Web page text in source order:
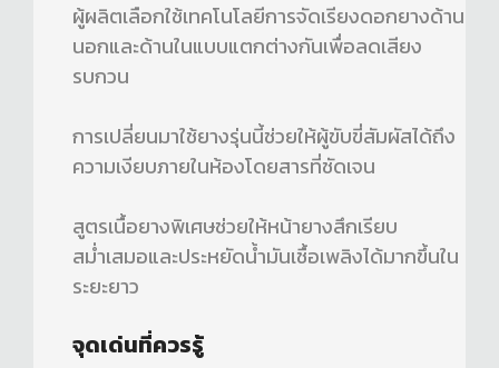
ผู้ผลิตเลือกใช้เทคโนโลยีการจัดเรียงดอกยางด้าน
นอกและด้านในแบบแตกต่างกันเพื่อลดเสียง
รบกวน
การเปลี่ยนมาใช้ยางรุ่นนี้ช่วยให้ผู้ขับขี่สัมผัสได้ถึง
ความเงียบภายในห้องโดยสารที่ชัดเจน
สูตรเนื้อยางพิเศษช่วยให้หน้ายางสึกเรียบ
สม่ำเสมอและประหยัดน้ำมันเชื้อเพลิงได้มากขึ้นใน
ระยะยาว
จุดเด่นที่ควรรู้